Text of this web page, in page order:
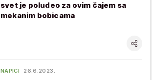
svet je poludeo za ovim čajem sa
mekanim bobicama
NAPICI 26.6.2023.